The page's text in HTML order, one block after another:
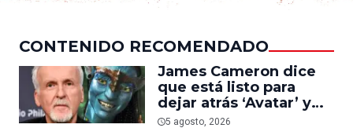
CONTENIDO RECOMENDADO
James Cameron dice
que está listo para
dejar atrás ‘Avatar’ y
trabajar en ‘el último
5 agosto, 2026